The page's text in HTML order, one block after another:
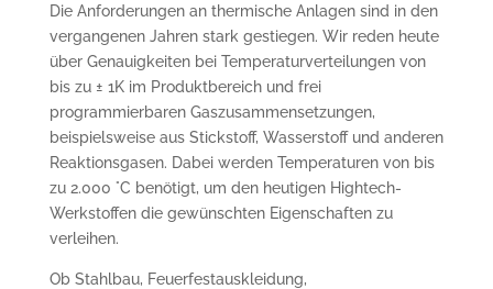
Die Anforderungen an thermische Anlagen sind in den
vergangenen Jahren stark gestiegen. Wir reden heute
über Genauigkeiten bei Temperaturverteilungen von
bis zu ± 1K im Produktbereich und frei
programmierbaren Gaszusammensetzungen,
beispielsweise aus Stickstoff, Wasserstoff und anderen
Reaktionsgasen. Dabei werden Temperaturen von bis
zu 2.000 °C benötigt, um den heutigen Hightech-
Werkstoffen die gewünschten Eigenschaften zu
verleihen.
Ob Stahlbau, Feuerfestauskleidung,